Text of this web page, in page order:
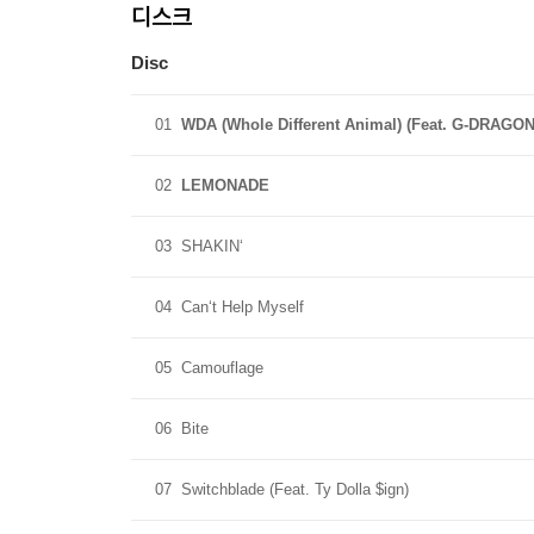
디스크
Disc
01 WDA (Whole Different Animal) (Feat. G-
02 LEMONADE
03 SHAKIN‘
04 Can‘t Help Myself
05 Camouflage
06 Bite
07 Switchblade (Feat. Ty Dolla $ign)